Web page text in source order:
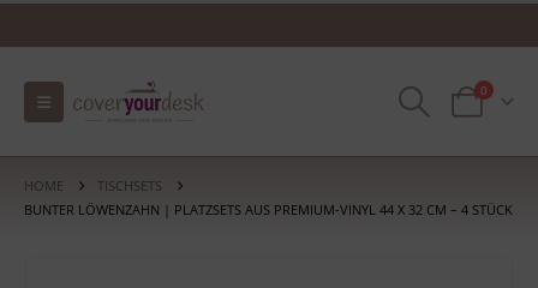
0
HOME
TISCHSETS
BUNTER LÖWENZAHN | PLATZSETS AUS PREMIUM-VINYL 44 X 32 CM – 4 STÜCK